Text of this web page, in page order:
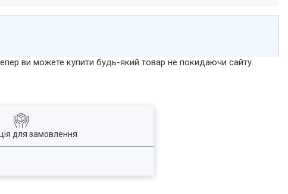
ви можете купити будь-який товар не покидаючи сайту.
для замовлення